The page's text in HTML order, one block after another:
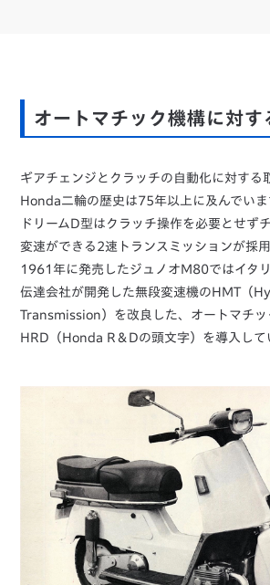
オートマチック機構に対す
ギアチェンジとクラッチの自動化に対する
Honda二輪の歴史は75年以上に及んでい
ドリームD型はクラッチ操作を必要とせず
変速ができる2速トランスミッションが採用
1961年に発売したジュノオM80ではイタ
伝達会社が開発した無段変速機のHMT（
Transmission）を改良した、オートマチッ
HRD（Honda R＆Dの頭文字）を導入して